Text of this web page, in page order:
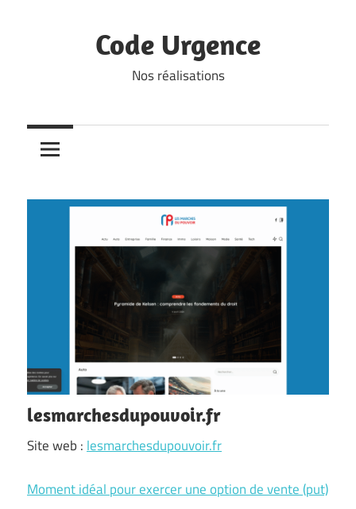
Code Urgence
Nos réalisations
lesmarchesdupouvoir.fr
Site web : lesmarchesdupouvoir.fr
Moment idéal pour exercer une option de vente (put)